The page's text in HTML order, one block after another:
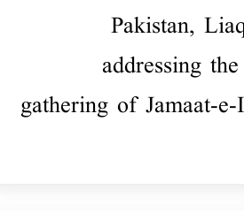
Pakistan,
addressing
gathering of Jamaat-